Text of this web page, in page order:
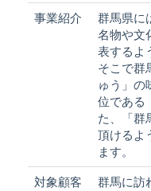
事業紹介
群馬県に
名物や文
表するよ
そこで群
ゅう」の
位である
た、「群
頂けるよ
ます。
対象顧客
群馬に訪